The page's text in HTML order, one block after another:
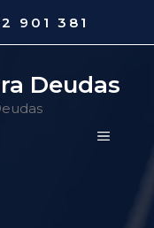
901 381
Deudas
MENÚ